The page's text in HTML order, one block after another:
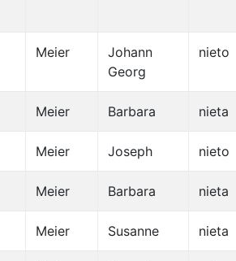
Meier
Johann
Georg
nieto
Meier Barbara nieta
Meier Joseph nieto
Meier Barbara nieta
Meier Susanne nieta